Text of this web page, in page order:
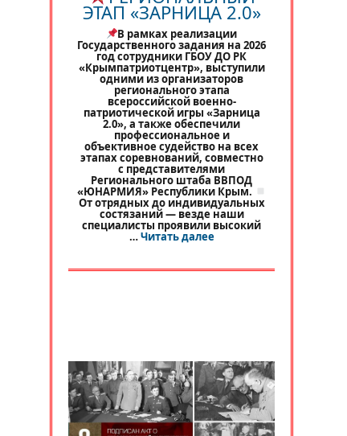
ЭТАП «ЗАРНИЦА 2.0»
В рамках реализации
Государственного задания на 2026
год сотрудники ГБОУ ДО РК
«Крымпатриотцентр», выступили
одними из организаторов
регионального этапа
всероссийской военно-
патриотической игры «Зарница
2.0», а также обеспечили
профессиональное и
объективное судейство на всех
этапах соревнований, совместно
с представителями
Регионального штаба ВВПОД
«ЮНАРМИЯ» Республики Крым.
От отрядных до индивидуальных
состязаний — везде наши
специалисты проявили высокий
…Читать далее«